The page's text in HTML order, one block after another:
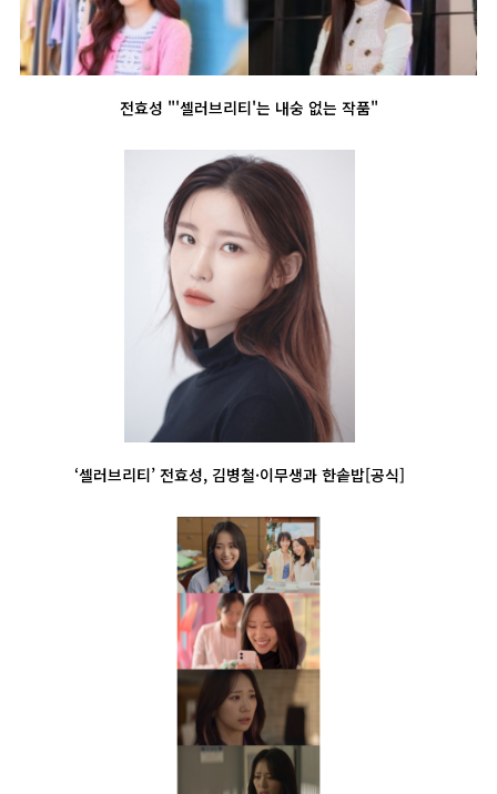
전효성 "'셀러브리티'는 내숭 없는 작품"
‘셀러브리티’ 전효성, 김병철·이무생과 한솥밥[공식]